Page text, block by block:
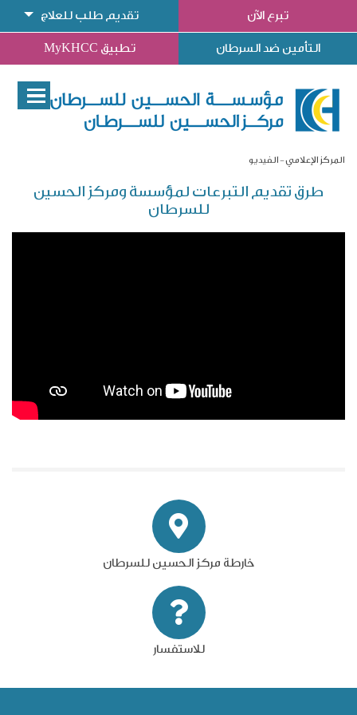
تبرع الآن تقديم طلب للعلاج
التأمين ضد السرطان تطبيق MyKHCC
المركز الإعلامي الفيديو
طرق تقديم التبرعات لمؤسسة ومركز الحسين
للسرطان
خارطة مركز الحسين للسرطان
للاستفسار